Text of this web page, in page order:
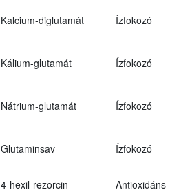
Kalcium-diglutamát Ízfokozó
Kálium-glutamát Ízfokozó
Nátrium-glutamát Ízfokozó
Glutaminsav Ízfokozó
4-hexil-rezorcin Antioxidáns